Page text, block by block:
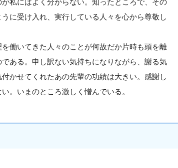
私にはよく分からない。知ったところで、その
に受け入れ、実行している人々を心から尊敬し
働いてきた人々のことが何故だか片時も頭を離
ある。申し訳ない気持ちになりながら、謝る気
かせてくれたあの先輩の功績は大きい。感謝し
。いまのところ激しく憎んでいる。